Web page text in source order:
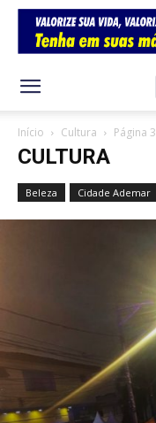
Início Cultura Página 3
CULTURA
Beleza Cidade Ademar